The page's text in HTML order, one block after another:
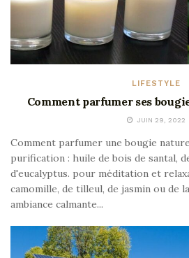
LIFESTYLE
Comment parfumer ses
JUIN 29, 2022
Comment parfumer une bougie
purification : huile de bois de santal,
d'eucalyptus. pour méditation et
camomille, de tilleul, de jasmin ou de
ambiance calmante...